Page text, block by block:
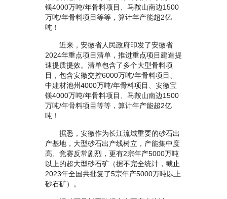
镁4000万吨/年骨料项目、马鞍山南边1500
万吨/年骨料项目等等，算计年产能超2亿
吨！
近来，安徽省人民政府印发了安徽省
2024年重点项目清单，推进重点项目建造提
速提质提效。清单包含了多个大型骨料项
目，包含安徽交控6000万吨/年骨料项目、
中建材池州4000万吨/年骨料项目、安徽宝
镁4000万吨/年骨料项目、马鞍山南边1500
万吨/年骨料项目等等，算计年产能超2亿
吨！
据悉，安徽作为长江流域重要的砂石出
产基地，大型砂石出产线树立，产能集中度
高、竞赛反常剧烈，更有2宗年产5000万吨
以上的超大型砂石矿（据不完全统计，截止
2023年全国共批复了5宗年产5000万吨以上
砂石矿）。